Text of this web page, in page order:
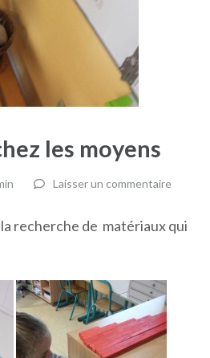
les moyens
Laisser un commentaire
recherche de matériaux qui